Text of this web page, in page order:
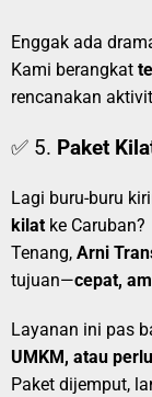
Enggak ada
Kami berangkat
rencanakan
✅ 5. Paket
Lagi buru-buru
kilat ke Caruban?
Tenang, Arni
tujuan—cepat,
Layanan ini pas
UMKM, atau
Paket dijemput,